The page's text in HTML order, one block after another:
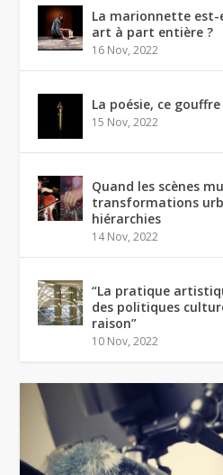
La marionnette est-
art à part entière ?
16 Nov, 2022
La poésie, ce
15 Nov, 2022
Quand les scènes
transformations
hiérarchies
14 Nov, 2022
“La pratique
des politiques
raison”
10 Nov, 2022